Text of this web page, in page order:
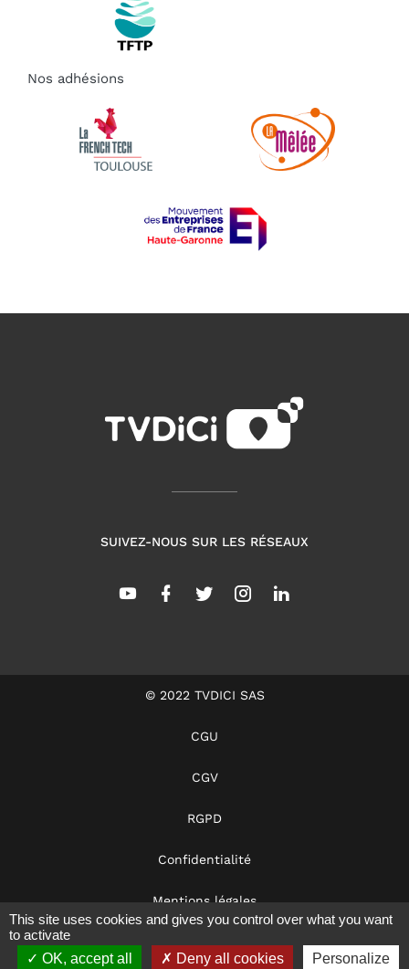
Nos adhésions
SUIVEZ-NOUS SUR LES RÉSEAUX
© 2022 TVDICI SAS
CGU
CGV
RGPD
Confidentialité
Mentions légales
This site uses cookies and gives you control over what you want
to activate
OK, accept all
Deny all cookies Personalize